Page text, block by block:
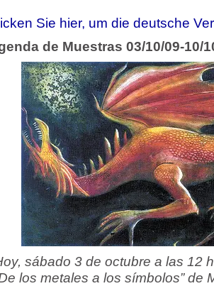
Sie hier, um die deutsche
de Muestras 03/10/09-10/
sábado 3 de octubre a las 12
los metales a los símbolos” de